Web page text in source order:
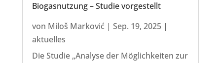
Biogasnutzung – Studie vorgestellt
von Miloš Marković | Sep. 19, 2025|
aktuelles
Die Studie „Analyse der Möglichkeiten zur